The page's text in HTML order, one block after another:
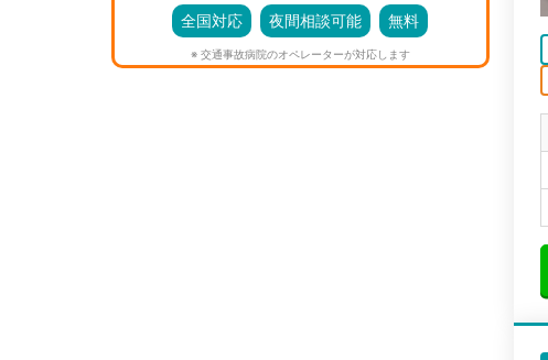
全国対応 夜間相談可能 無料
※ 交通事故病院のオペレーターが対応します